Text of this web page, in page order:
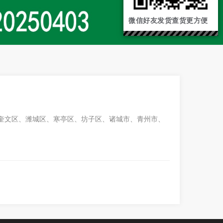
区、潍城区、寒亭区、坊子区、诸城市、青州市、
微信好友发货查货更方便